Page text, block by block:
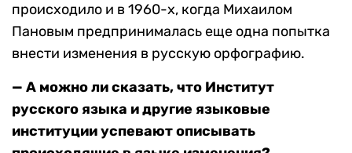
происходило и в 1960-х, когда Михаилом
Пановым предпринималась еще одна попытка
внести изменения в русскую орфографию.
— А можно ли сказать, что Институт
русского языка и другие языковые
институции успевают описывать